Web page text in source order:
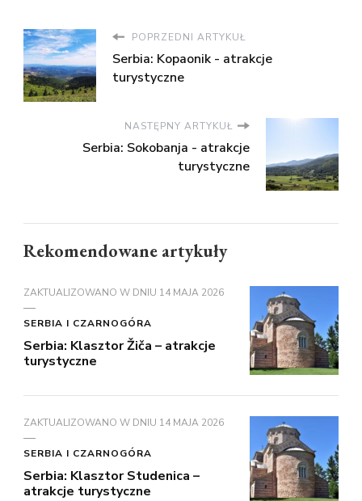
POPRZEDNI ARTYKUŁ
Serbia: Kopaonik - atrakcje
turystyczne
NASTĘPNY ARTYKUŁ
Serbia: Sokobanja - atrakcje
turystyczne
Rekomendowane artykuły
ZAKTUALIZOWANO W DNIU 14 MAJA 2026
SERBIA I CZARNOGÓRA
Serbia: Klasztor Žiča – atrakcje
turystyczne
ZAKTUALIZOWANO W DNIU 14 MAJA 2026
SERBIA I CZARNOGÓRA
Serbia: Klasztor Studenica –
atrakcje turystyczne